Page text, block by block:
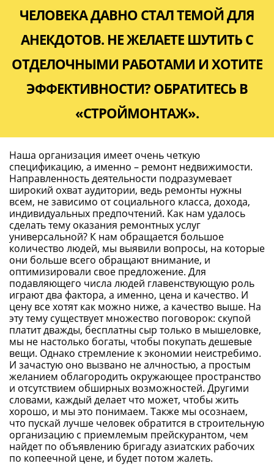
ЧЕЛОВЕКА ДАВНО СТАЛ ТЕМОЙ ДЛЯ
АНЕКДОТОВ. НЕ ЖЕЛАЕТЕ ШУТИТЬ С
ОТДЕЛОЧНЫМИ РАБОТАМИ И ХОТИТЕ
ЭФФЕКТИВНОСТИ? ОБРАТИТЕСЬ В
«СТРОЙМОНТАЖ».
Наша организация имеет очень четкую
спецификацию, а именно – ремонт недвижимости.
Направленность деятельности подразумевает
широкий охват аудитории, ведь ремонты нужны
всем, не зависимо от социального класса, дохода,
индивидуальных предпочтений. Как нам удалось
сделать тему оказания ремонтных услуг
универсальной? К нам обращается большое
количество людей, мы выявили вопросы, на которые
они больше всего обращают внимание, и
оптимизировали свое предложение. Для
подавляющего числа людей главенствующую роль
играют два фактора, а именно, цена и качество. И
цену все хотят как можно ниже, а качество выше. На
эту тему существует множество поговорок: скупой
платит дважды, бесплатны сыр только в мышеловке,
мы не настолько богаты, чтобы покупать дешевые
вещи. Однако стремление к экономии неистребимо.
И зачастую оно вызвано не алчностью, а простым
желанием облагородить окружающее пространство
и отсутствием обширных возможностей. Другими
словами, каждый делает что может, чтобы жить
хорошо, и мы это понимаем. Также мы осознаем,
что пускай лучше человек обратится в строительную
организацию с приемлемым прейскурантом, чем
найдет по объявлению бригаду азиатских рабочих
по копеечной цене, и будет потом жалеть.